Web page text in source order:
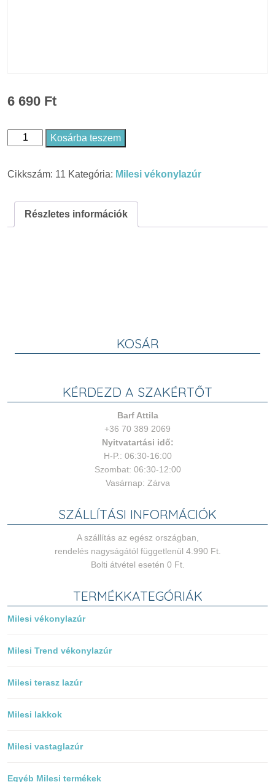
6 690 Ft
Viaszos
-
Kosárba teszem
Cikkszám: 11 Kategória: Milesi vékonylazúr
Részletes információk
KOSÁR
KÉRDEZD A SZAKÉRTŐT
Barf Attila
+36 70 389 2069
Nyitvatartási idő:
H-P.: 06:30-16:00
Szombat: 06:30-12:00
Vasárnap: Zárva
SZÁLLÍTÁSI INFORMÁCIÓK
A szállítás az egész országban,
rendelés nagyságától függetlenül 4.990 Ft.
Bolti átvétel esetén 0 Ft.
TERMÉKKATEGÓRIÁK
Milesi vékonylazúr
Milesi Trend vékonylazúr
Milesi terasz lazúr
Milesi lakkok
Milesi vastaglazúr
Egyéb Milesi termékek